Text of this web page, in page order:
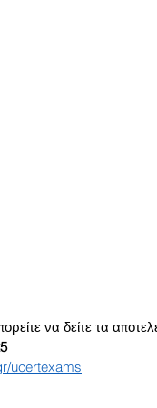
να δείτε τα
ucertexams